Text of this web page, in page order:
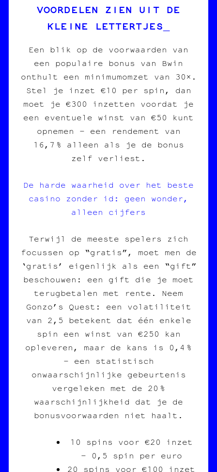
VOORDELEN ZIEN UIT DE
KLEINE LETTERTJES
Een blik op de voorwaarden van
een populaire bonus van Bwin
onthult een minimumomzet van 30×.
Stel je inzet €10 per spin, dan
moet je €300 inzetten voordat je
een eventuele winst van €50 kunt
opnemen – een rendement van
16,7 % alleen als je de bonus
zelf verliest.
De harde waarheid over het beste
casino zonder id: geen wonder,
alleen cijfers
Terwijl de meeste spelers zich
focussen op “gratis”, moet men de
‘gratis’ eigenlijk als een “gift”
beschouwen: een gift die je moet
terugbetalen met rente. Neem
Gonzo’s Quest: een volatiliteit
van 2,5 betekent dat één enkele
spin een winst van €250 kan
opleveren, maar de kans is 0,4 %
– een statistisch
onwaarschijnlijke gebeurtenis
vergeleken met de 20 %
waarschijnlijkheid dat je de
bonusvoorwaarden niet haalt.
10 spins voor €20 inzet
– 0,5 spin per euro
20 spins voor €100 inzet